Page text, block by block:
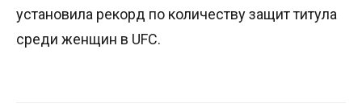
установила рекорд по количеству защит титула
среди женщин в UFC.